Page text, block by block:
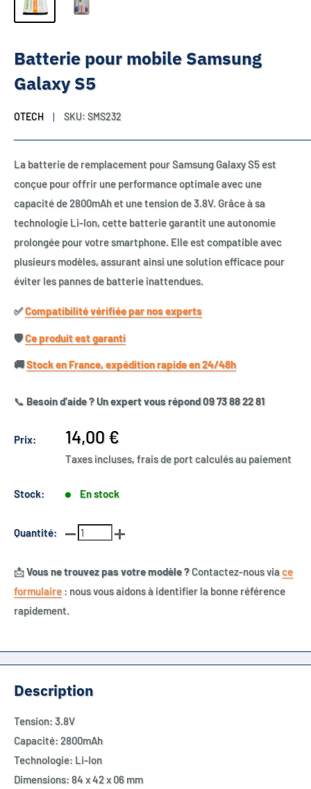
Batterie pour mobile Samsung
Galaxy S5
OTECH SKU: SMS232
La batterie de remplacement pour Samsung Galaxy S5 est
conçue pour offrir une performance optimale avec une
capacité de 2800mAh et une tension de 3.8V. Grâce à sa
technologie Li-Ion, cette batterie garantit une autonomie
prolongée pour votre smartphone. Elle est compatible avec
plusieurs modèles, assurant ainsi une solution efficace pour
éviter les pannes de batterie inattendues.
✅​Compatibilité vérifiée par nos experts
🛡️​Ce produit est garanti
🚚​Stock en France, expédition rapide en 24/48h
📞 Besoin d’aide ? Un expert vous répond 09 73 88 22 81
Prix:
Prix
réduit
14,00 €
Taxes incluses, frais de port calculés au paiement
Stock: En stock
Quantité:
📩Vous ne trouvez pas votre modèle ?Contactez-nous viace
formulaire : nous vous aidons à identifier la bonne référence
rapidement.
Description
Tension: 3.8V
Capacité: 2800mAh
Technologie: Li-Ion
Dimensions: 84 x 42 x 06 mm